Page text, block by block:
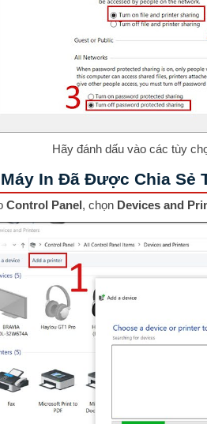
Hãy đánh dấu vào các tùy
In Đã Được Chia Sẻ
Control Panel, chọn Devices and